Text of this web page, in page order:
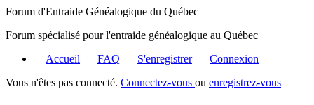
Forum d'Entraide Généalogique du Québec
Forum spécialisé pour l'entraide généalogique au Québec
Accueil
FAQ S'enregistrer
Connexion
Vous n'êtes pas connecté. Connectez-vous ou enregistrez-vous